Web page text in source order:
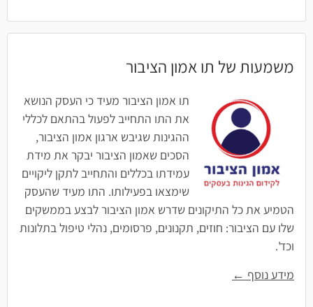
משמעות של תו אמון הציבור
תו אמון הציבור מעיד כי העסק הנושא
את התו התחייב לפעול בהתאם לכללי
ההגינות שגיבש ארגון אמון הציבור,
הסכים שאמון הציבור יבקר את מידת
עמידתו בכללים והתחייב לתקן ליקויים
שימצאו בפעילותו. התו מעיד שהעסק
הטמיע את כל התיקונים שדרש אמון הציבור לבצע בממשקים
שלו עם הציבור: חוזים, תקנונים, פרסומים, נהלי טיפול בתלונות
וכד'.
מידע נוסף ←